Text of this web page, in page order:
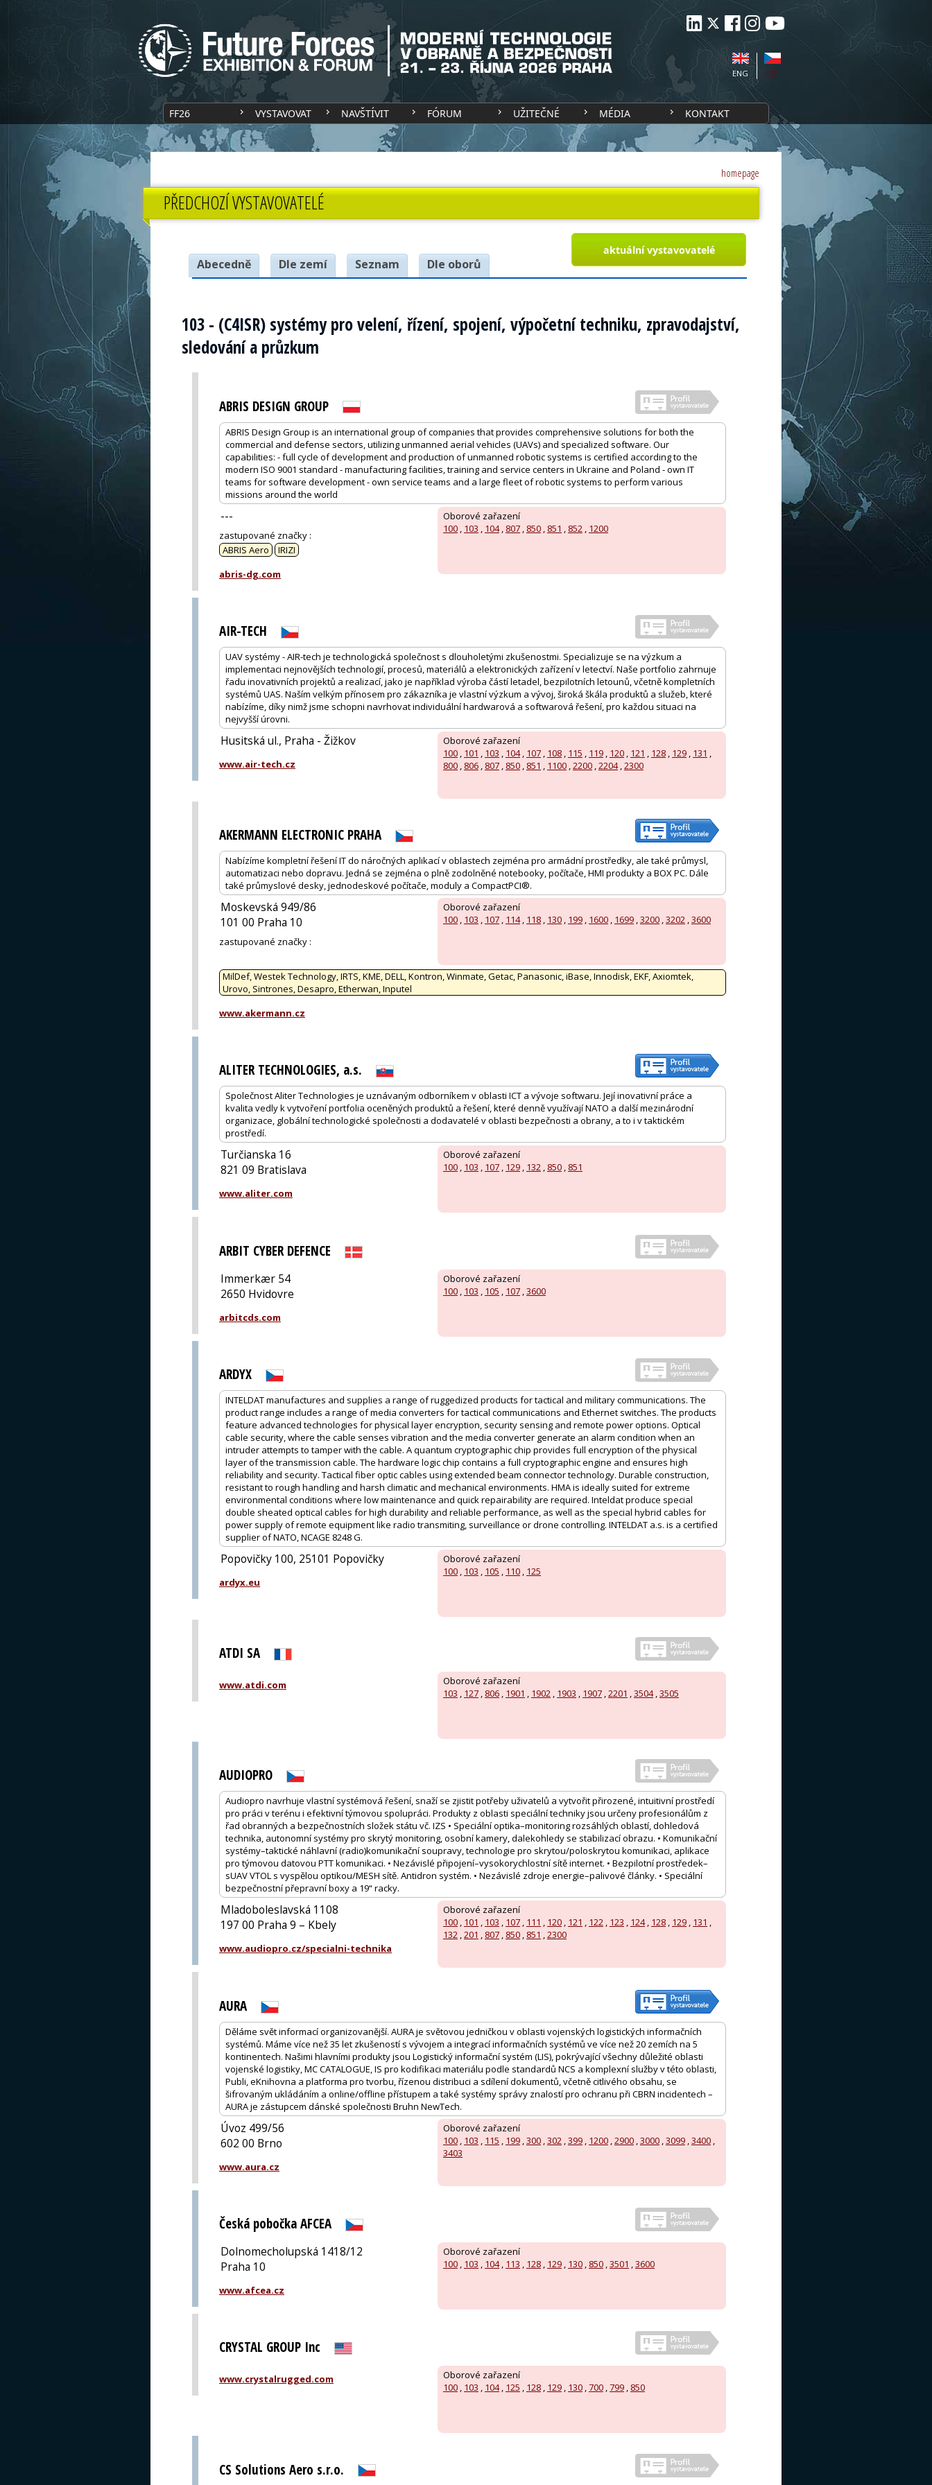
CZE
ENG
FF26 VYSTAVOVAT NAVŠTÍVIT FÓRUM UŽITEČNÉ MÉDIA KONTAKT
homepage
PŘEDCHOZÍ VYSTAVOVATELÉ
aktuální vystavovatelé
Abecedně Dle zemí Seznam Dle oborů
103 - (C4ISR) systémy pro velení, řízení, spojení, výpočetní techniku, zpravodajství,
sledování a průzkum
ABRIS DESIGN GROUP
ABRIS Design Group is an international group of companies that provides comprehensive solutions for both the
commercial and defense sectors, utilizing unmanned aerial vehicles (UAVs) and specialized software. Our
capabilities: - full cycle of development and production of unmanned robotic systems is certified according to the
modern ISO 9001 standard - manufacturing facilities, training and service centers in Ukraine and Poland - own IT
teams for software development - own service teams and a large fleet of robotic systems to perform various
missions around the world
Oborové zařazení
100 , 103 , 104, 807 , 850 , 851 , 852 , 1200
---
zastupované značky :
ABRIS Aero
IRIZI
abris-dg.com
AIR-TECH
UAV systémy - AIR-tech je technologická společnost s dlouholetými zkušenostmi. Specializuje se na výzkum a
implementaci nejnovějších technologií, procesů, materiálů a elektronických zařízení v letectví. Naše portfolio zahrnuje
řadu inovativních projektů a realizací, jako je například výroba částí letadel, bezpilotních letounů, včetně kompletních
systémů UAS. Naším velkým přínosem pro zákazníka je vlastní výzkum a vývoj, široká škála produktů a služeb, které
nabízíme, díky nimž jsme schopni navrhovat individuální hardwarová a softwarová řešení, pro každou situaci na
nejvyšší úrovni.
Oborové zařazení
100 , 101 , 103 , 104, 107 , 108 , 115 , 119 , 120 , 121 , 128 , 129 , 131 ,
800 , 806 , 807 , 850 , 851 , 1100 ,2200 ,2204,2300
Husitská ul., Praha - Žižkov
www.air-tech.cz
AKERMANN ELECTRONIC PRAHA
Nabízíme kompletní řešení IT do náročných aplikací v oblastech zejména pro armádní prostředky, ale také průmysl,
automatizaci nebo dopravu. Jedná se zejména o plně zodolněné notebooky, počítače, HMI produkty a BOX PC. Dále
také průmyslové desky, jednodeskové počítače, moduly a CompactPCI®.
Oborové zařazení
100 , 103 , 107 , 114, 118 , 130 , 199 , 1600 , 1699 ,3200 ,3202 ,3600
Moskevská 949/86
101 00 Praha 10
zastupované značky :
MilDef, Westek Technology, IRTS, KME, DELL, Kontron, Winmate, Getac, Panasonic, iBase, Innodisk, EKF, Axiomtek,
Urovo, Sintrones, Desapro, Etherwan, Inputel
www.akermann.cz
ALITER TECHNOLOGIES, a.s.
Společnost Aliter Technologies je uznávaným odborníkem v oblasti ICT a vývoje softwaru. Její inovativní práce a
kvalita vedly k vytvoření portfolia oceněných produktů a řešení, které denně využívají NATO a další mezinárodní
organizace, globální technologické společnosti a dodavatelé v oblasti bezpečnosti a obrany, a to i v taktickém
prostředí.
Oborové zařazení
100 , 103 , 107 , 129 , 132 , 850 , 851
Turčianska 16
821 09 Bratislava
www.aliter.com
ARBIT CYBER DEFENCE
Oborové zařazení
100 , 103 , 105 , 107 ,3600
Immerkær 54
2650 Hvidovre
arbitcds.com
ARDYX
INTELDAT manufactures and supplies a range of ruggedized products for tactical and military communications. The
product range includes a range of media converters for tactical communications and Ethernet switches. The products
feature advanced technologies for physical layer encryption, security sensing and remote power options. Optical
cable security, where the cable senses vibration and the media converter generate an alarm condition when an
intruder attempts to tamper with the cable. A quantum cryptographic chip provides full encryption of the physical
layer of the transmission cable. The hardware logic chip contains a full cryptographic engine and ensures high
reliability and security. Tactical fiber optic cables using extended beam connector technology. Durable construction,
resistant to rough handling and harsh climatic and mechanical environments. HMA is ideally suited for extreme
environmental conditions where low maintenance and quick repairability are required. Inteldat produce special
double sheated optical cables for high durability and reliable performance, as well as the special hybrid cables for
power supply of remote equipment like radio transmiting, surveillance or drone controlling. INTELDAT a.s. is a certified
supplier of NATO, NCAGE 8248 G.
Oborové zařazení
100 , 103 , 105 , 110 , 125
Popovičky 100, 25101 Popovičky
ardyx.eu
ATDI SA
Oborové zařazení
103 , 127 , 806 , 1901 , 1902 , 1903 , 1907 ,2201 ,3504,3505
www.atdi.com
AUDIOPRO
Audiopro navrhuje vlastní systémová řešení, snaží se zjistit potřeby uživatelů a vytvořit přirozené, intuitivní prostředí
pro práci v terénu i efektivní týmovou spolupráci. Produkty z oblasti speciální techniky jsou určeny profesionálům z
řad obranných a bezpečnostních složek státu vč. IZS • Speciální optika–monitoring rozsáhlých oblastí, dohledová
technika, autonomní systémy pro skrytý monitoring, osobní kamery, dalekohledy se stabilizací obrazu. • Komunikační
systémy–taktické náhlavní (radio)komunikační soupravy, technologie pro skrytou/poloskrytou komunikaci, aplikace
pro týmovou datovou PTT komunikaci. • Nezávislé připojení–vysokorychlostní sítě internet. • Bezpilotní prostředek–
sUAV VTOL s vyspělou optikou/MESH sítě. Antidron systém. • Nezávislé zdroje energie–palivové články. • Speciální
bezpečnostní přepravní boxy a 19“ racky.
Oborové zařazení
100 , 101 , 103 , 107 , 111 , 120 , 121 , 122 , 123 , 124, 128 , 129 , 131 ,
132 ,201 , 807 , 850 , 851 ,2300
Mladoboleslavská 1108
197 00 Praha 9 – Kbely
www.audiopro.cz/specialni-technika
AURA
Děláme svět informací organizovanější. AURA je světovou jedničkou v oblasti vojenských logistických informačních
systémů. Máme více než 35 let zkušeností s vývojem a integrací informačních systémů ve více než 20 zemích na 5
kontinentech. Našimi hlavními produkty jsou Logistický informační systém (LIS), pokrývající všechny důležité oblasti
vojenské logistiky, MC CATALOGUE, IS pro kodifikaci materiálu podle standardů NCS a komplexní služby v této oblasti,
Publi, eKnihovna a platforma pro tvorbu, řízenou distribuci a sdílení dokumentů, včetně citlivého obsahu, se
šifrovaným ukládáním a online/offline přístupem a také systémy správy znalostí pro ochranu při CBRN incidentech –
AURA je zástupcem dánské společnosti Bruhn NewTech.
Oborové zařazení
100 , 103 , 115 , 199 ,300 ,302 ,399 , 1200 ,2900 ,3000 ,3099 ,3400 ,
3403
Úvoz 499/56
602 00 Brno
www.aura.cz
Česká pobočka AFCEA
Oborové zařazení
100 , 103 , 104, 113 , 128 , 129 , 130 , 850 ,3501 ,3600
Dolnomecholupská 1418/12
Praha 10
www.afcea.cz
CRYSTAL GROUP Inc
Oborové zařazení
100 , 103 , 104, 125 , 128 , 129 , 130 ,700 ,799 , 850
www.crystalrugged.com
CS Solutions Aero s.r.o.